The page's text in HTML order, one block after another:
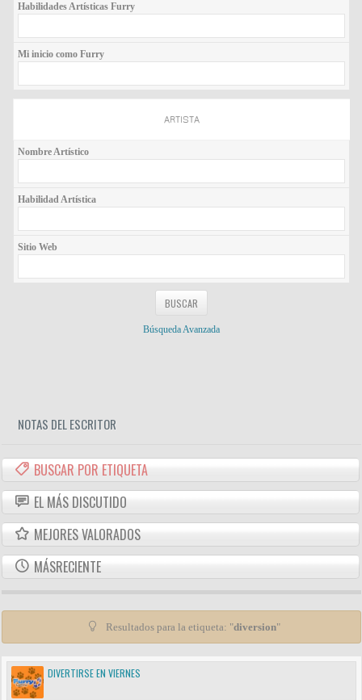
Habilidades Artísticas Furry
Mi inicio como Furry
ARTISTA
Nombre Artístico
Habilidad Artística
Sitio Web
Búsqueda Avanzada
NOTAS DEL ESCRITOR
BUSCAR POR ETIQUETA
EL MÁS DISCUTIDO
MEJORES VALORADOS
MÁSRECIENTE
Resultados para la etiqueta: "diversion"
DIVERTIRSE EN VIERNES